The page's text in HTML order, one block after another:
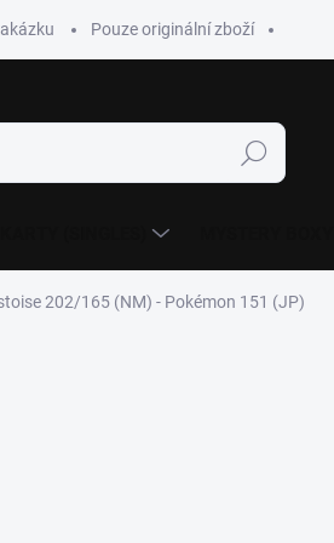
Pouze originální zboží
Hledat
202/165 (NM) - Pokémon 151 (JP)